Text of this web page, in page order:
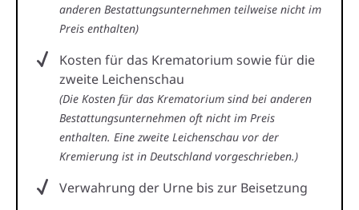
anderen Bestattungsunternehmen teilweise nicht im
Preis enthalten)
Kosten für das Krematorium sowie für die
zweite Leichenschau
(Die Kosten für das Krematorium sind bei anderen
Bestattungsunternehmen oft nicht im Preis
enthalten. Eine zweite Leichenschau vor der
Kremierung ist in Deutschland vorgeschrieben.)
Verwahrung der Urne bis zur Beisetzung